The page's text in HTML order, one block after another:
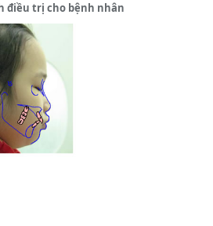
điều trị cho bệnh nhân